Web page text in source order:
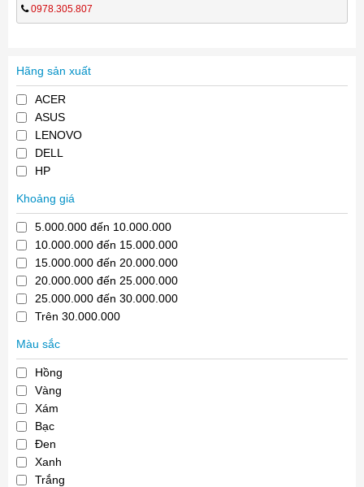
0978.305.807
Hãng sản xuất
ACER
ASUS
LENOVO
DELL
HP
Khoảng giá
5.000.000 đến 10.000.000
10.000.000 đến 15.000.000
15.000.000 đến 20.000.000
20.000.000 đến 25.000.000
25.000.000 đến 30.000.000
Trên 30.000.000
Màu sắc
Hồng
Vàng
Xám
Bạc
Đen
Xanh
Trắng